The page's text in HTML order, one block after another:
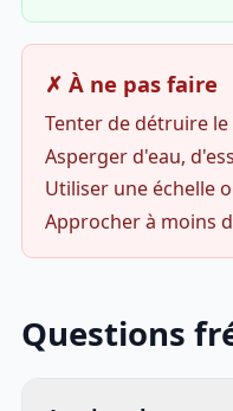
✗ À ne pas faire
Tenter de détruire
Asperger d'eau,
Utiliser une échelle
Approcher à moins
Questions